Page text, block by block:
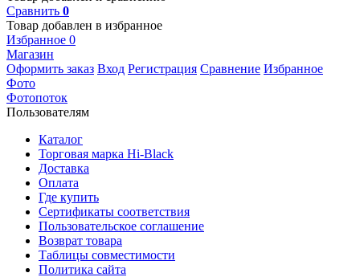
Сравнить 0
Товар добавлен в избранное
Избранное 0
Магазин
Оформить заказ Вход Регистрация Сравнение Избранное
Фото
Фотопоток
Пользователям
Каталог
Торговая марка Hi-Black
Доставка
Оплата
Где купить
Сертификаты соответствия
Пользовательское соглашение
Возврат товара
Таблицы совместимости
Политика сайта